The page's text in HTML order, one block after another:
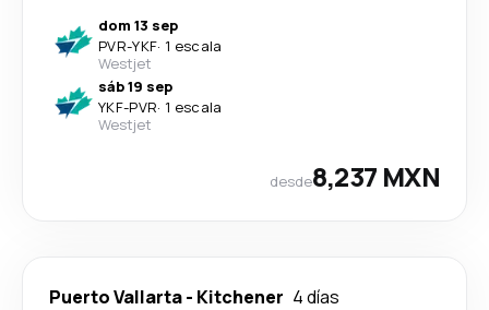
dom 13 sep
PVR-YKF· 1 escala
Westjet
sáb 19 sep
YKF-PVR· 1 escala
Westjet
desde8,237 MXN
Puerto Vallarta- Kitchener 4 días